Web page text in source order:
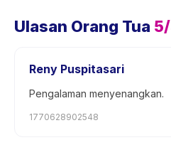
Ulasan Orang Tua 5
Reny Puspitasari
Pengalaman menyenangkan.
1770628902548